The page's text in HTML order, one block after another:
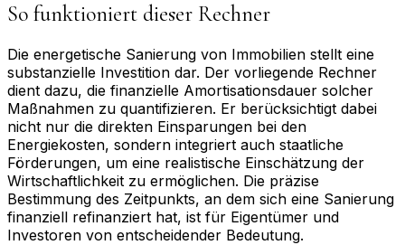
So funktioniert dieser Rechner
Die energetische Sanierung von Immobilien stellt eine
substanzielle Investition dar. Der vorliegende Rechner
dient dazu, die finanzielle Amortisationsdauer solcher
Maßnahmen zu quantifizieren. Er berücksichtigt dabei
nicht nur die direkten Einsparungen bei den
Energiekosten, sondern integriert auch staatliche
Förderungen, um eine realistische Einschätzung der
Wirtschaftlichkeit zu ermöglichen. Die präzise
Bestimmung des Zeitpunkts, an dem sich eine Sanierung
finanziell refinanziert hat, ist für Eigentümer und
Investoren von entscheidender Bedeutung.